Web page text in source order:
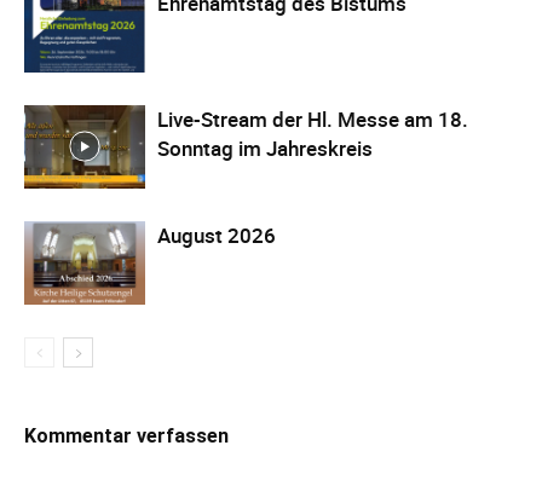
Live-Stream der Hl. Messe am 18.
Sonntag im Jahreskreis
August 2026
Kommentar verfassen